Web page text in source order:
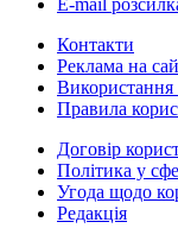
Контакти
Реклама на
Використання
Правила
Договір
Політика у
Угода щодо
Редакція